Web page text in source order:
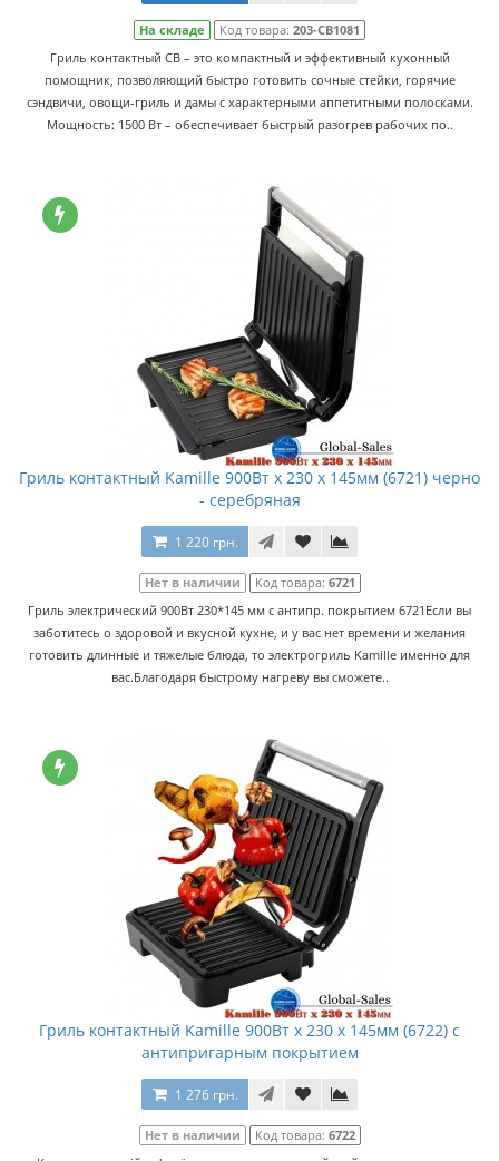
На складе Код товара: 203-CB1081
Гриль контактный CB – это компактный и эффективный кухонный
помощник, позволяющий быстро готовить сочные стейки, горячие
сэндвичи, овощи-гриль и дамы с характерными аппетитными полосками.
Мощность: 1500 Вт – обеспечивает быстрый разогрев рабочих по..
Гриль контактный Kamille 900Вт x 230 x 145мм (6721) черно
- серебряная
1 220 грн.
Нет в наличии Код товара: 6721
Гриль электрический 900Вт 230*145 мм с антипр. покрытием 6721Если вы
заботитесь о здоровой и вкусной кухне, и у вас нет времени и желания
готовить длинные и тяжелые блюда, то электрогриль Kamille именно для
вас.Благодаря быстрому нагреву вы сможете..
Гриль контактный Kamille 900Вт x 230 x 145мм (6722) с
антипригарным покрытием
1 276 грн.
Нет в наличии Код товара: 6722